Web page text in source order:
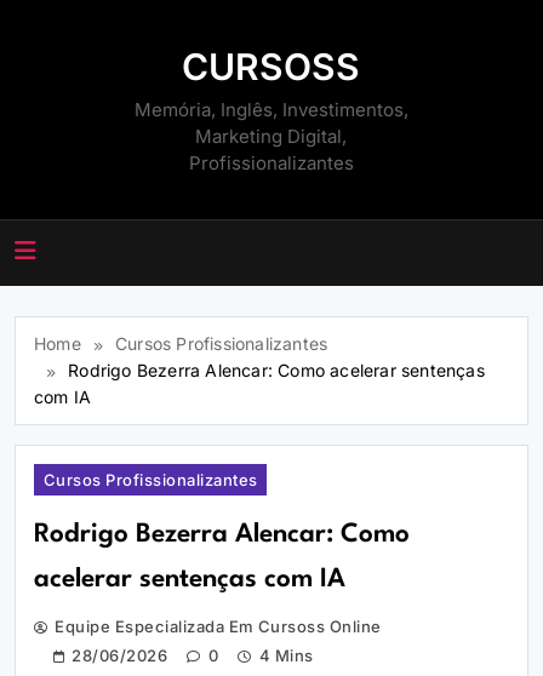
CURSOSS
Memória, Inglês, Investimentos,
Marketing Digital,
Profissionalizantes
Home
Cursos Profissionalizantes
Rodrigo Bezerra Alencar: Como acelerar sentenças
com IA
Cursos Profissionalizantes
Rodrigo Bezerra Alencar: Como
acelerar sentenças com IA
Equipe Especializada Em Cursoss Online
28/06/2026
0 4 Mins